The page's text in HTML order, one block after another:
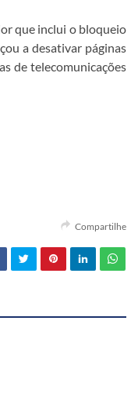
que inclui o bloqueio
a desativar páginas
de telecomunicações
Compartilhe